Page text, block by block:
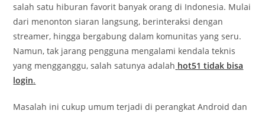
salah satu hiburan favorit banyak orang di Indonesia. Mulai
dari menonton siaran langsung, berinteraksi dengan
streamer, hingga bergabung dalam komunitas yang seru.
Namun, tak jarang pengguna mengalami kendala teknis
yang mengganggu, salah satunya adalah hot51 tidak bisa
login.
Masalah ini cukup umum terjadi di perangkat Android dan